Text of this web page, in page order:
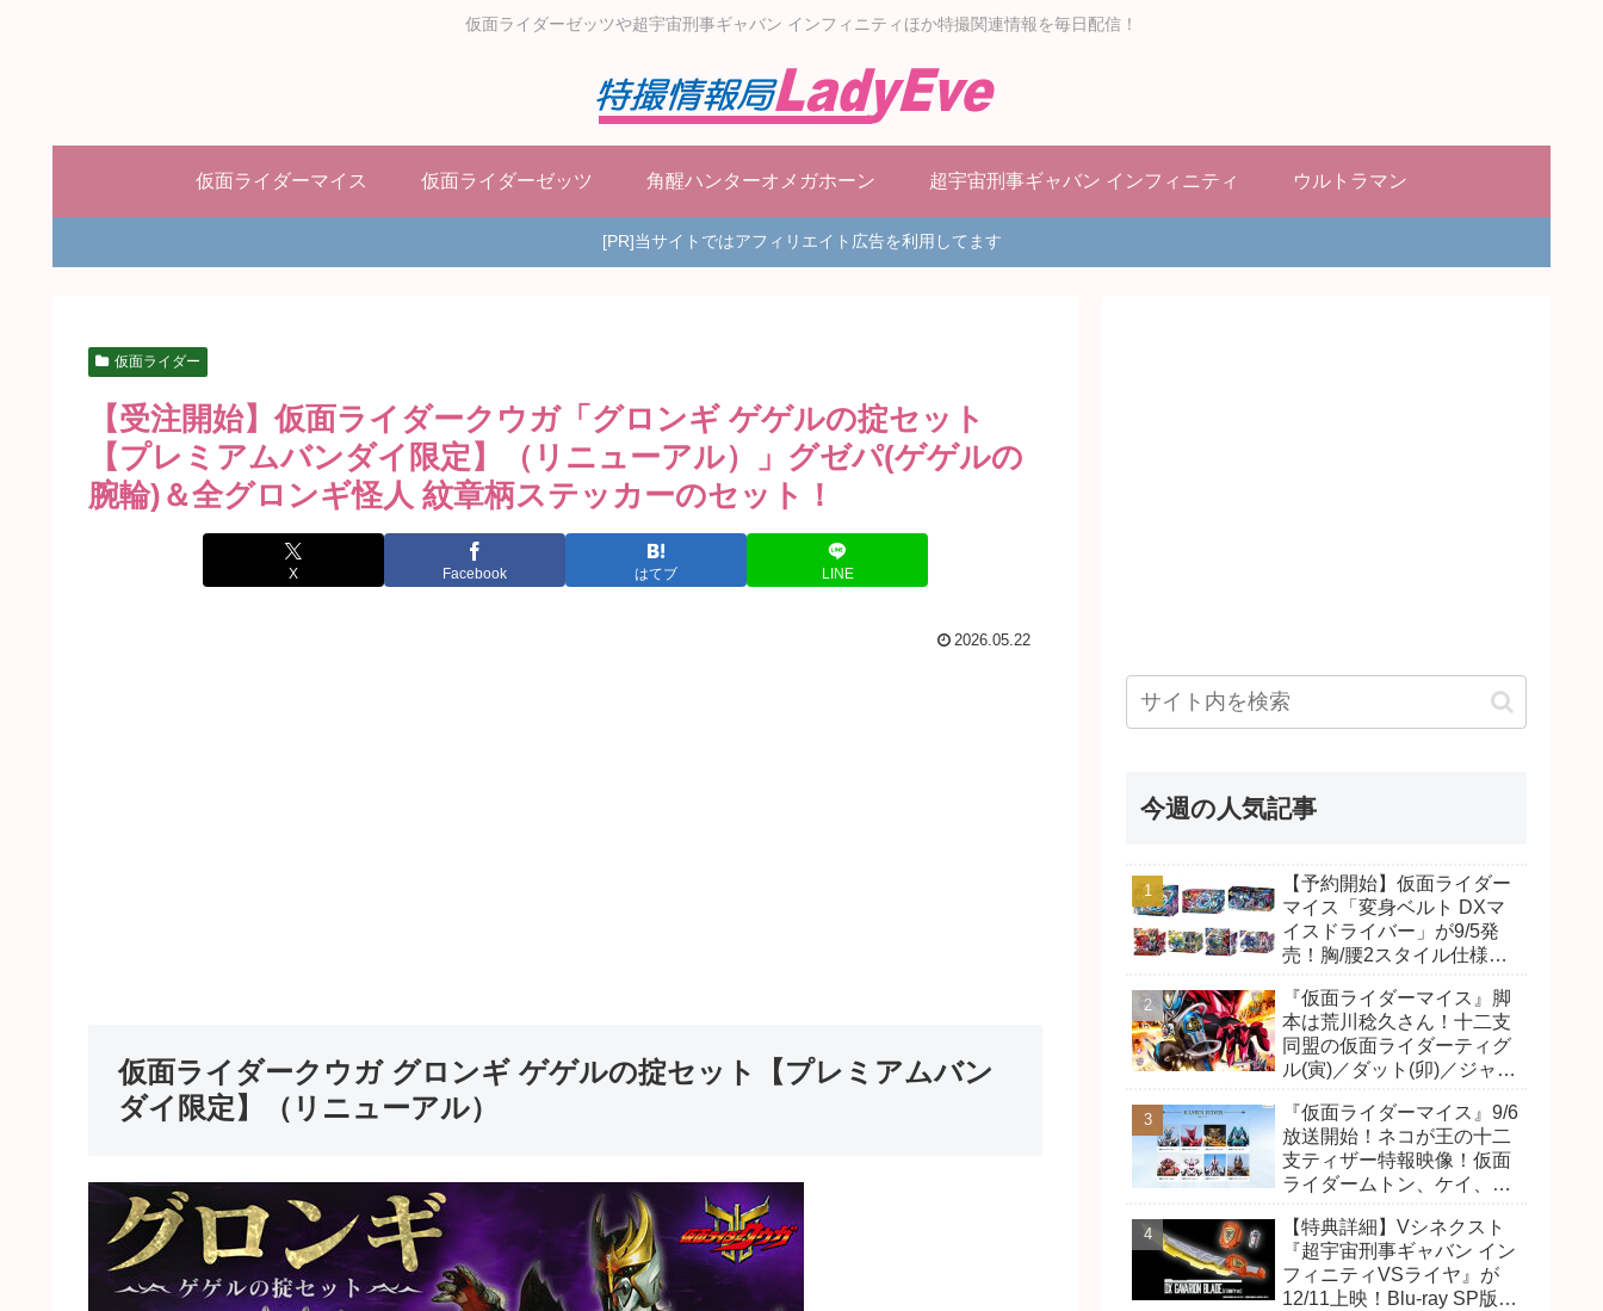
仮面ライダーゼッツや超宇宙刑事ギャバン インフィニティほか特撮関連情報を毎日配信！
仮面ライダーマイス 仮面ライダーゼッツ 角醒ハンターオメガホーン 超宇宙刑事ギャバン インフィニティ ウルトラマン
[PR]当サイトではアフィリエイト広告を利用してます
仮面ライダー
【受注開始】仮面ライダークウガ「グロンギ ゲゲルの掟セット
【プレミアムバンダイ限定】（リニューアル）」グゼパ(ゲゲルの
腕輪)＆全グロンギ怪人 紋章柄ステッカーのセット！
X Facebook はてブ LINE
2026.05.22
仮面ライダークウガ グロンギ ゲゲルの掟セット【プレミアムバン
ダイ限定】（リニューアル）
今週の人気記事
【予約開始】仮面ライダー
マイス「変身ベルト DXマ
イスドライバー」が9/5発
売！胸/腰2スタイル仕様！
ッシュ、ジャオ/バイト、ケ
イ/ショットボーンバックル
も！
『仮面ライダーマイス』脚
本は荒川稔久さん！十二支
同盟の仮面ライダーティグ
ル(寅)／ダット(卯)／ジャオ
尾達臣のキャストが発表！
トリガーのアキト金子隼也
さんも変身！
『仮面ライダーマイス』9/6
放送開始！ネコが王の十二
支ティザー特報映像！仮面
ライダームトン、ケイ、ヴ
開！ライダーは子丑寅卯辰
巳午未申酉戌亥猫猫の14
人⁉
【特典詳細】Vシネクスト
『超宇宙刑事ギャバン イン
フィニティVSライヤ』が
12/11上映！Blu-ray SP版は